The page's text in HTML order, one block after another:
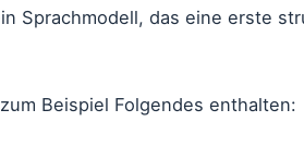
Sprachmodell, das eine erste
Beispiel Folgendes enthalten: